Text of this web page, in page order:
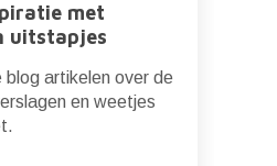
met
uitstapjes
blog artikelen over de
en weetjes